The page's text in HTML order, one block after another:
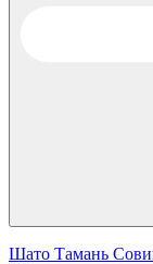
Шато Тамань